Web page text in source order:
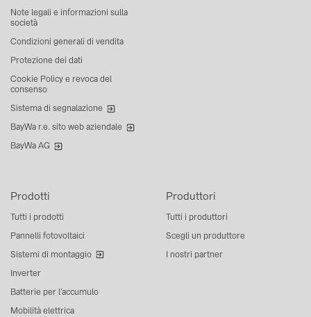
Prodotti
Tutti i prodotti
Pannelli fotovoltaici
Sistemi di montaggio
Inverter
Batterie per l’accumulo
Mobilità elettrica
Produttori
Tutti i produttori
Scegli un produttore
I nostri partner
Note legali e informazioni sulla
società
Condizioni generali di vendita
Protezione dei dati
Cookie Policy e revoca del
consenso
Sistema di segnalazione
BayWa r.e. sito web aziendale
BayWa AG